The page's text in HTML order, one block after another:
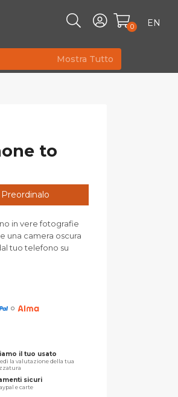
0 EN
Mostra Tutto
to
in vere fotografie
una camera oscura
tuo telefono su
o
il tuo usato
la valutazione della tua
sicuri
e carte